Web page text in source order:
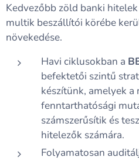
Kedvezőbb zöld banki
multik beszállítói körébe
növekedése.
Havi ciklusokban a
befektetői szintű
készítünk, amelyek
fenntarthatósági
számszerűsítik és
hitelezők számára.
Folyamatosan